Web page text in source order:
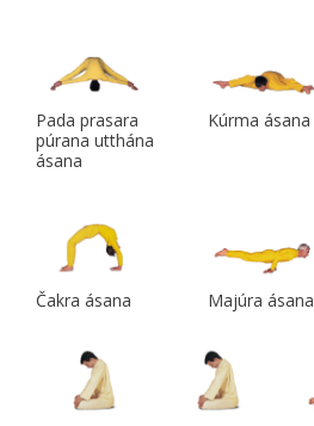
Pada prasara
púrana utthána
ásana
Kúrma ásana
Čakra ásana Majúra ásana